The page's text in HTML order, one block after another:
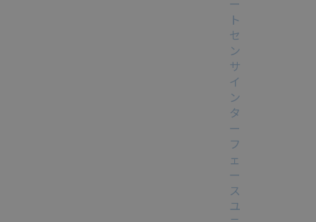
ー
ト
セ
ン
サ
イ
ン
タ
ー
フ
ェ
ー
ス
ユ